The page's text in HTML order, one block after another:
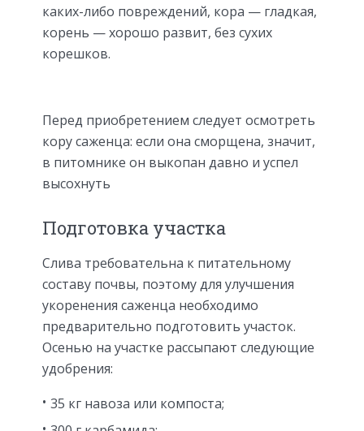
каких-либо повреждений, кора — гладкая,
корень — хорошо развит, без сухих
корешков.
Перед приобретением следует осмотреть
кору саженца: если она сморщена, значит,
в питомнике он выкопан давно и успел
высохнуть
Подготовка участка
Слива требовательна к питательному
составу почвы, поэтому для улучшения
укоренения саженца необходимо
предварительно подготовить участок.
Осенью на участке рассыпают следующие
удобрения:
35 кг навоза или компоста;